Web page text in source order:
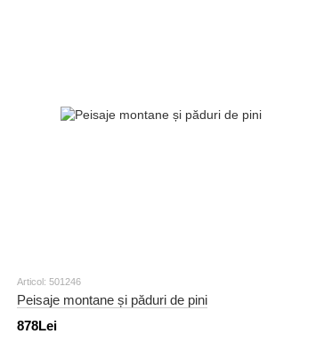
Articol: 501246
Peisaje montane și păduri de pini
878Lei